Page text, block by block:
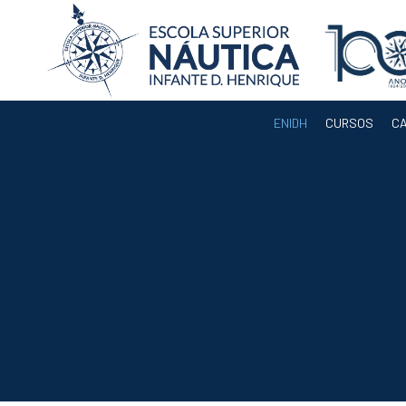
ENIDH CURSOS